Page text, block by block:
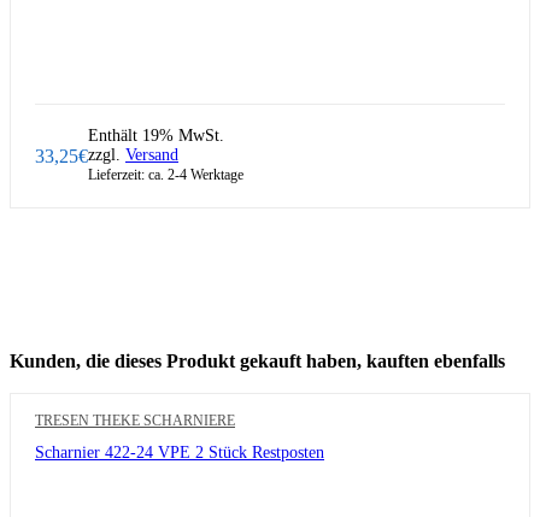
33,25€
Enthält 19% MwSt.
zzgl. Versand
Lieferzeit: ca. 2-4 Werktage
Kunden, die dieses Produkt gekauft haben, kauften ebenfalls
TRESEN THEKE SCHARNIERE
Scharnier 422-24 VPE 2 Stück Restposten